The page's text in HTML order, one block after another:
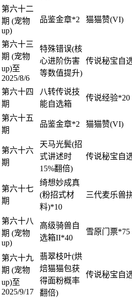
第六十二
期 (宠物
up)
品鉴金章*2 猫猫赞(VI)
第六十三
期 (宠物
up)至
2025/8/6
特殊错误(核
心进阶伤害
等数值提升)
传说秘宝自
第六十四
期
八转传说技
能自选箱
传说经验*20
第六十五
期
品鉴金章*2 猫猫赞(VI)
第六十六
期
天马光鬓(招
式讲述时
15%翻倍)
传说秘宝自
第六十七
期
绮想妙成真
(粉招式材
料)*10
三代麦乐兽
第六十八
期 (宠物
up)
高级骑兽自
选箱II*40
雪原门票*75
第六十九
期 (宠物
up)至
2025/9/17
翡翠枝叶(烘
焙猫猫包获
得面粉概率
翻倍)
传说秘宝自